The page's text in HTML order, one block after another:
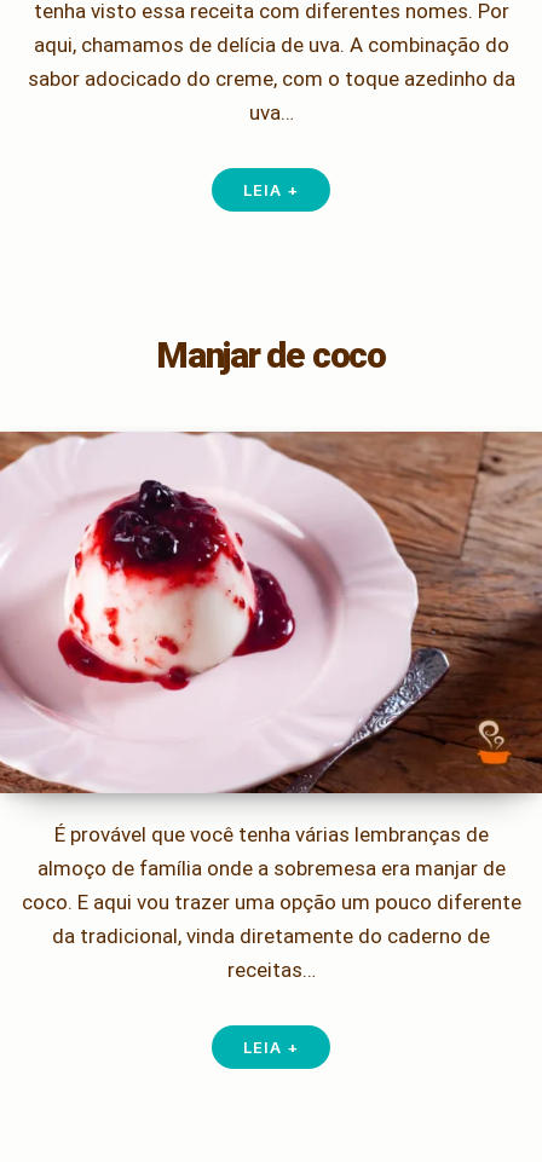
tenha visto essa receita com diferentes nomes. Por
aqui, chamamos de delícia de uva. A combinação do
sabor adocicado do creme, com o toque azedinho da
uva…
LEIA +
Manjar de coco
É provável que você tenha várias lembranças de
almoço de família onde a sobremesa era manjar de
coco. E aqui vou trazer uma opção um pouco diferente
da tradicional, vinda diretamente do caderno de
receitas…
LEIA +